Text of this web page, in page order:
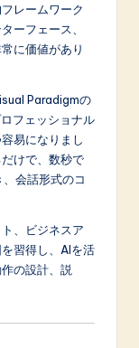
レームワーク
ーフェース、
に価値があり
Paradigmの
フェッショナル
易になりまし
けで、数秒で
会話形式のコ
、ビジネスア
習得し、AIを活
の設計、説